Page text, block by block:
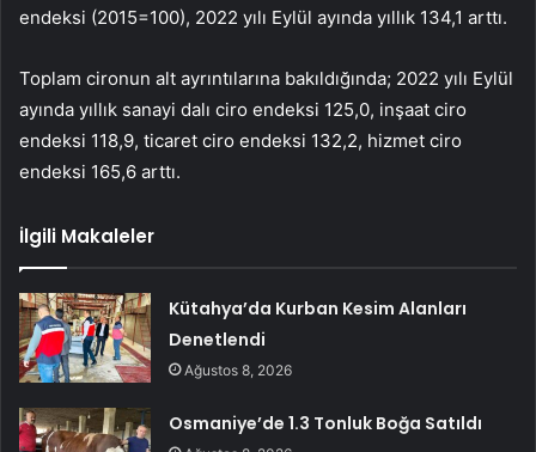
endeksi (2015=100), 2022 yılı Eylül ayında yıllık 134,1 arttı.
Toplam cironun alt ayrıntılarına bakıldığında; 2022 yılı Eylül
ayında yıllık sanayi dalı ciro endeksi 125,0, inşaat ciro
endeksi 118,9, ticaret ciro endeksi 132,2, hizmet ciro
endeksi 165,6 arttı.
İlgili Makaleler
Kütahya’da Kurban Kesim Alanları
Denetlendi
Ağustos 8, 2026
Osmaniye’de 1.3 Tonluk Boğa Satıldı